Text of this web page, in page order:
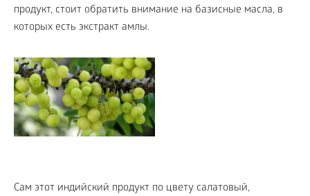
продукт, стоит обратить внимание на базисные масла, в
которых есть экстракт амлы.
Сам этот индийский продукт по цвету салатовый,